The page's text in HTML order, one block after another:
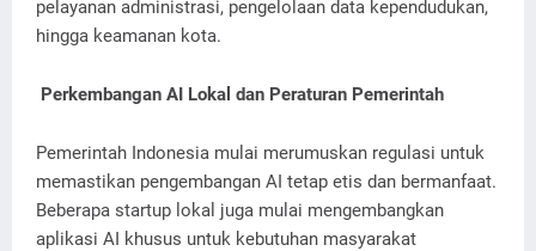
pelayanan administrasi, pengelolaan data kependudukan,
hingga keamanan kota.
Perkembangan AI Lokal dan Peraturan Pemerintah
Pemerintah Indonesia mulai merumuskan regulasi untuk
memastikan pengembangan AI tetap etis dan bermanfaat.
Beberapa startup lokal juga mulai mengembangkan
aplikasi AI khusus untuk kebutuhan masyarakat